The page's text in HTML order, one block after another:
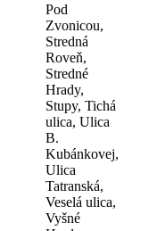
Pod
Zvonicou,
Stredná
Roveň,
Stredné
Hrady,
Stupy, Tichá
ulica, Ulica
B.
Kubánkovej,
Ulica
Tatranská,
Veselá ulica,
Vyšné